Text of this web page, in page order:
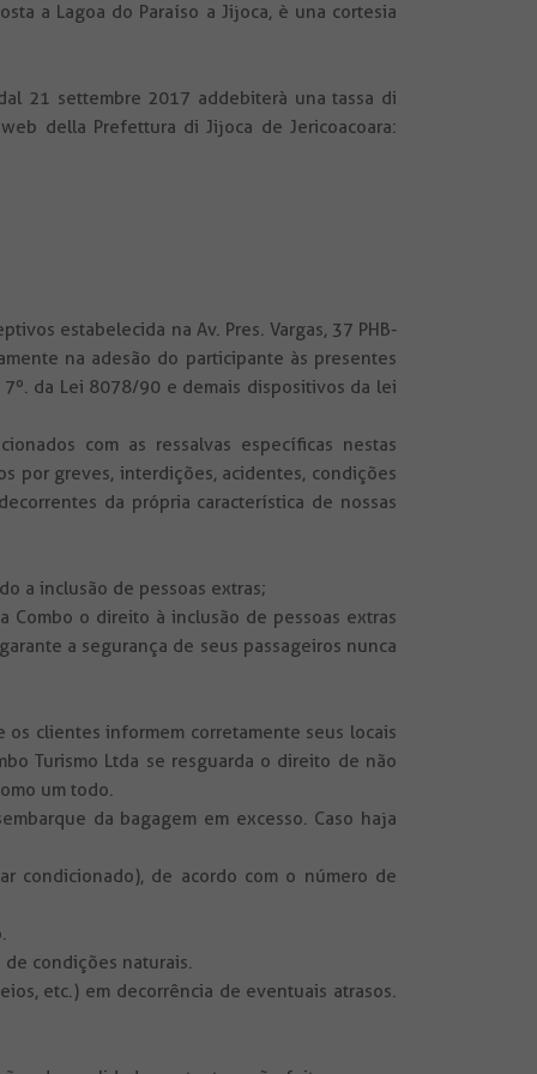
a Lagoa do Paraíso a Jijoca, è una cortesia
21 settembre 2017 addebiterà una tassa di
della Prefettura di Jijoca de Jericoacoara:
estabelecida na Av. Pres. Vargas, 37 PHB-
na adesão do participante às presentes
7º. da Lei 8078/90 e demais dispositivos da lei
com as ressalvas específicas nestas
por greves, interdições, acidentes, condições
da própria característica de nossas
a inclusão de pessoas extras;
Combo o direito à inclusão de pessoas extras
a segurança de seus passageiros nunca
clientes informem corretamente seus locais
Turismo Ltda se resguarda o direito de não
um todo.
da bagagem em excesso. Caso haja
condicionado), de acordo com o número de
condições naturais.
etc.) em decorrência de eventuais atrasos.